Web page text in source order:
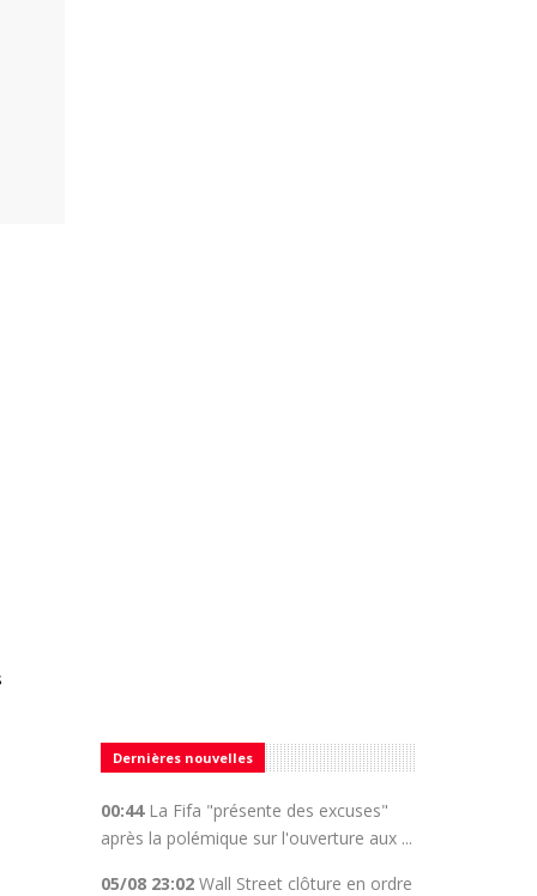
Dernières nouvelles
00:44 La Fifa "présente des excuses"
après la polémique sur l'ouverture aux ...
05/08 23:02 Wall Street clôture en ordre